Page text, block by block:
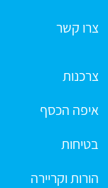
צרו קשר
צרכנות
איפה הכסף
בטיחות
הורות וקריירה